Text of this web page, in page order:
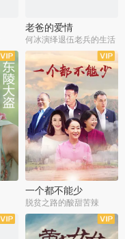
老爸的爱情
何冰演绎退伍老兵的生活
全36集
一个都不能少
脱贫之路的酸甜苦辣
全23集